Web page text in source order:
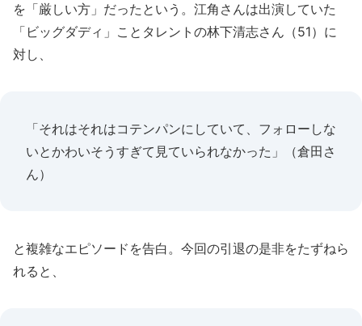
を「厳しい方」だったという。江角さんは出演していた
「ビッグダディ」ことタレントの林下清志さん（51）に
対し、
「それはそれはコテンパンにしていて、フォローしな
いとかわいそうすぎて見ていられなかった」（倉田さ
ん）
と複雑なエピソードを告白。今回の引退の是非をたずねら
れると、